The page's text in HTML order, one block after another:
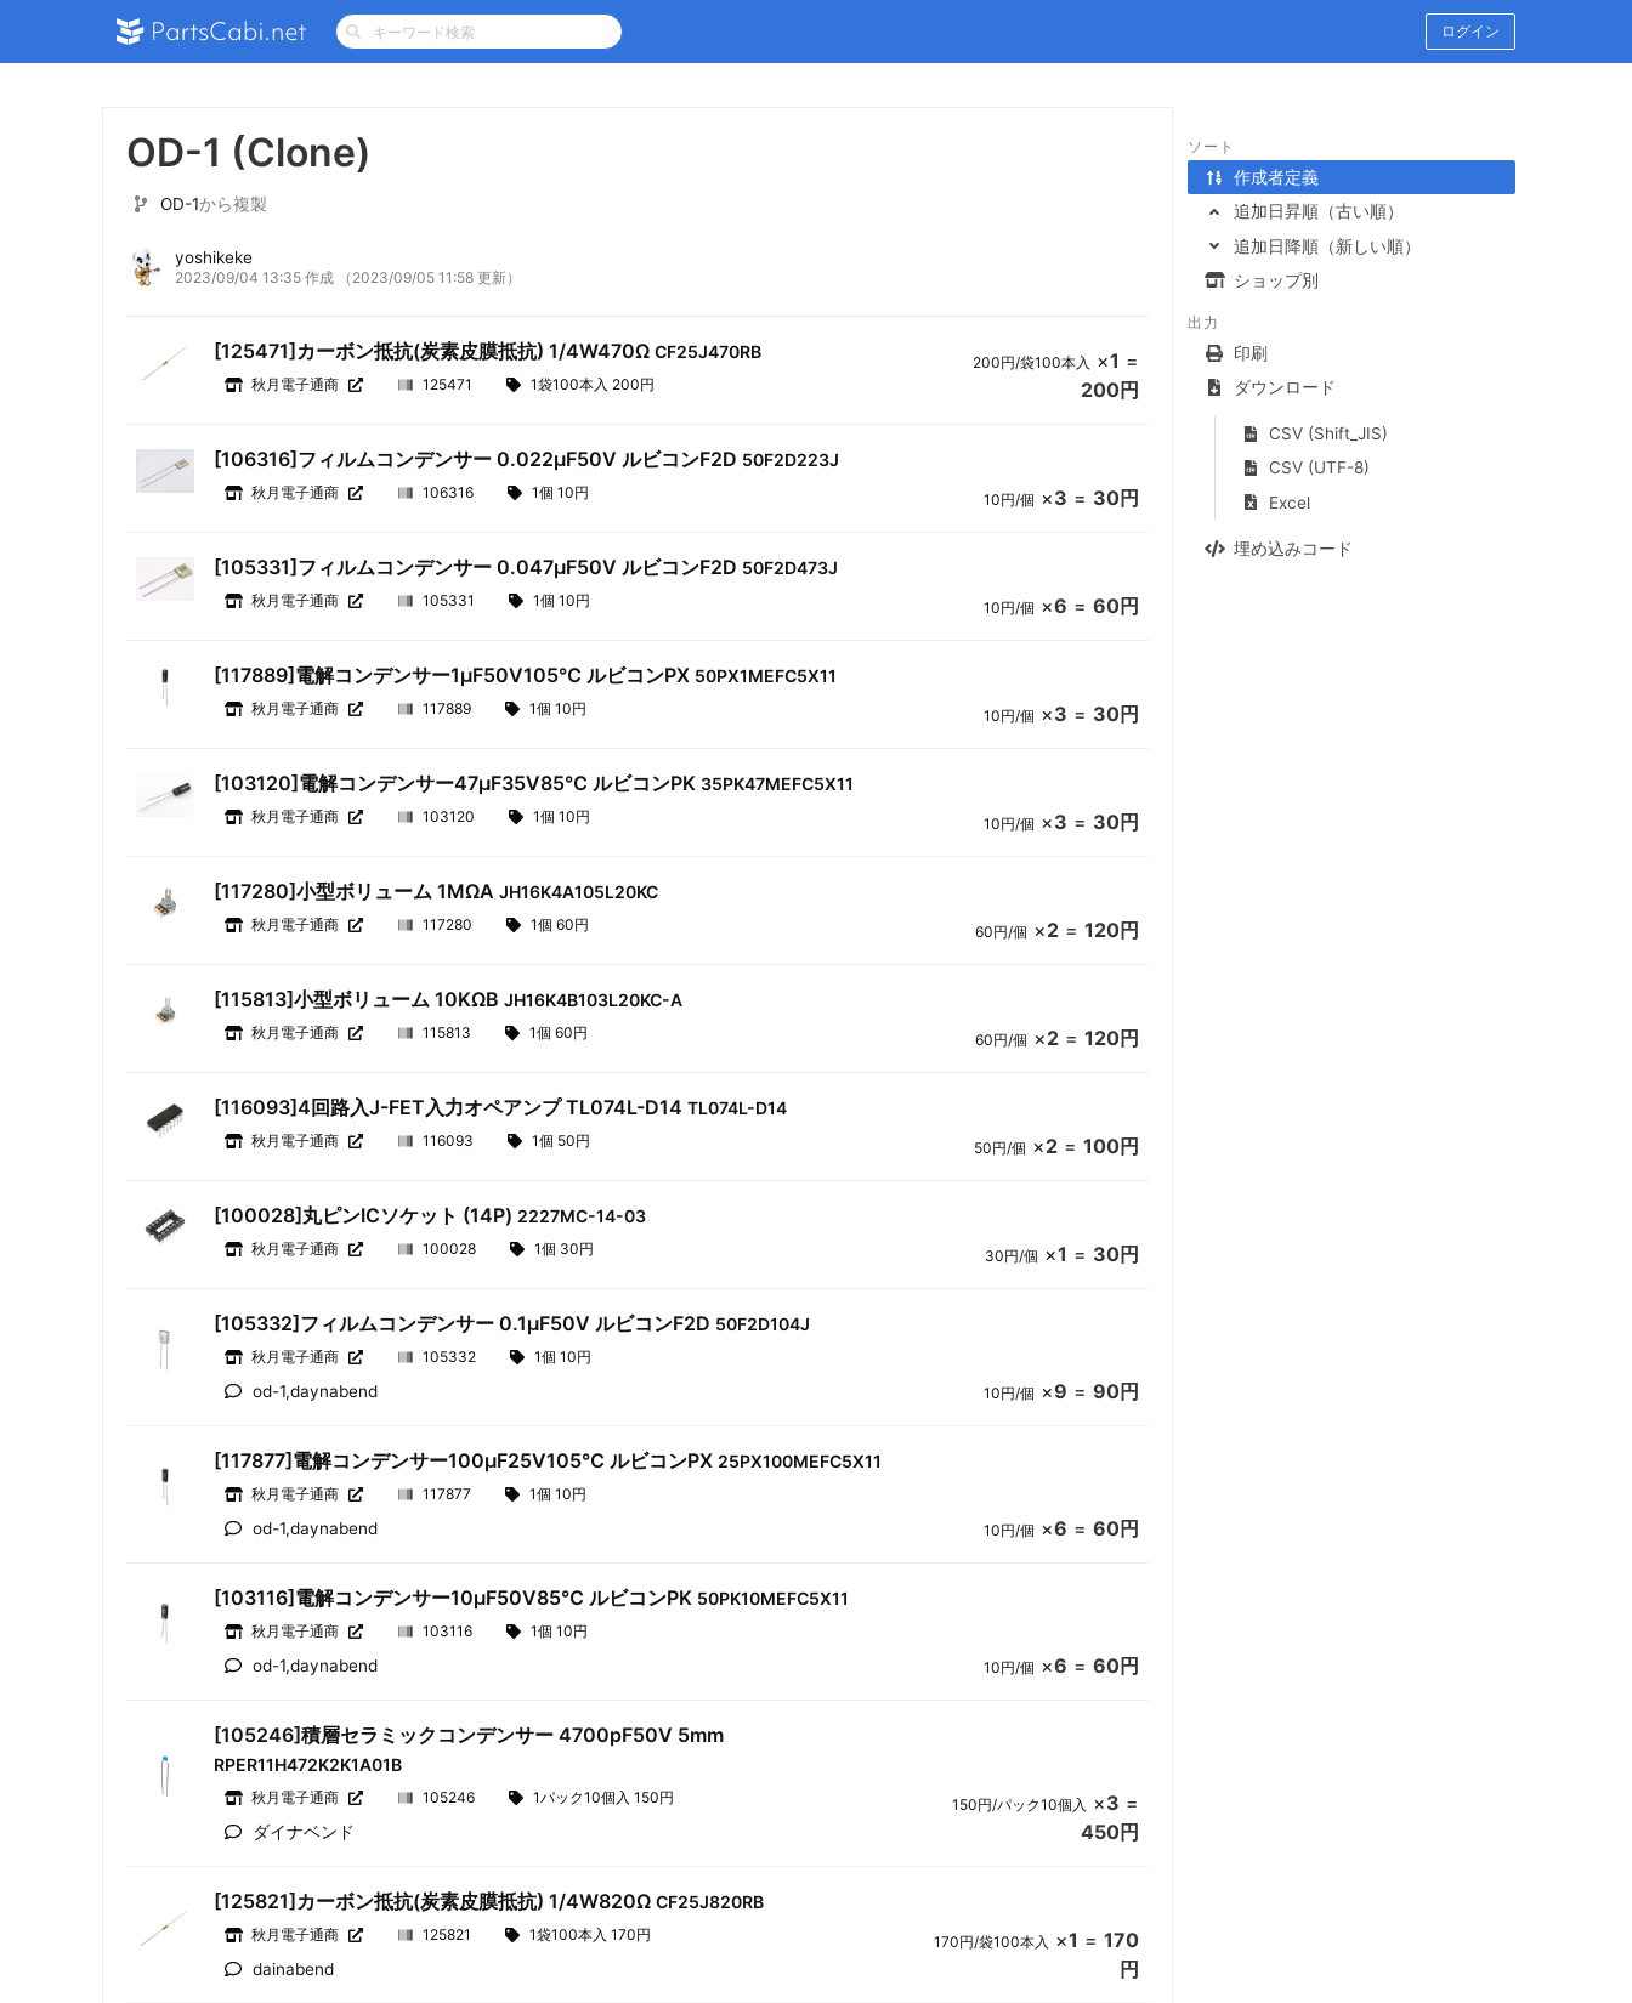
ログイン
OD-1 (Clone)
OD-1から複製
yoshikeke
2023/09/04 13:35 作成 （2023/09/05 11:58 更新）
[125471]カーボン抵抗(炭素皮膜抵抗) 1/4W470ΩCF25J470RB
秋月電子通商 125471 1袋100本入 200円
200円/袋100本入 ×1 =
200円
[106316]フィルムコンデンサー 0.022μF50V ルビコンF2D 50F2D223J
秋月電子通商 106316 1個 10円 10円/個 ×3 = 30円
[105331]フィルムコンデンサー 0.047μF50V ルビコンF2D 50F2D473J
秋月電子通商 105331 1個 10円 10円/個 ×6 = 60円
[117889]電解コンデンサー1μF50V105℃ ルビコンPX 50PX1MEFC5X11
秋月電子通商 117889 1個 10円 10円/個 ×3 = 30円
[103120]電解コンデンサー47μF35V85℃ ルビコンPK 35PK47MEFC5X11
秋月電子通商 103120 1個 10円 10円/個 ×3 = 30円
[117280]小型ボリューム 1MΩAJH16K4A105L20KC
秋月電子通商 117280 1個 60円 60円/個 ×2= 120円
[115813]小型ボリューム 10KΩBJH16K4B103L20KC-A
秋月電子通商 115813 1個 60円 60円/個 ×2= 120円
[116093]4回路入J-FET入力オペアンプ TL074L-D14TL074L-D14
秋月電子通商 116093 1個 50円 50円/個 ×2= 100円
[100028]丸ピンICソケット (14P)2227MC-14-03
秋月電子通商 100028 1個 30円 30円/個 ×1 = 30円
[105332]フィルムコンデンサー 0.1μF50V ルビコンF2D 50F2D104J
秋月電子通商 105332 1個 10円
od-1,daynabend 10円/個 ×9 = 90円
[117877]電解コンデンサー100μF25V105℃ ルビコンPX25PX100MEFC5X11
秋月電子通商 117877 1個 10円
od-1,daynabend 10円/個 ×6 = 60円
[103116]電解コンデンサー10μF50V85℃ ルビコンPK 50PK10MEFC5X11
秋月電子通商 103116 1個 10円
od-1,daynabend 10円/個 ×6 = 60円
[105246]積層セラミックコンデンサー 4700pF50V 5mm
RPER11H472K2K1A01B
秋月電子通商 105246 1パック10個入 150円
ダイナベンド
150円/パック10個入 ×3 =
450円
[125821]カーボン抵抗(炭素皮膜抵抗) 1/4W820ΩCF25J820RB
秋月電子通商 125821 1袋100本入 170円
dainabend
170円/袋100本入 ×1 = 170
円
ソート
作成者定義
追加日昇順（古い順）
追加日降順（新しい順）
ショップ別
出力
印刷
ダウンロード
CSV (Shift_JIS)
CSV (UTF-8)
Excel
埋め込みコード